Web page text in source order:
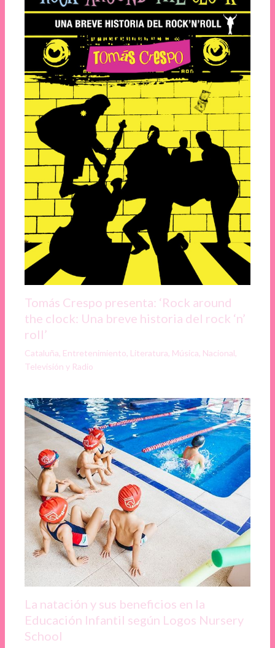
Tomás Crespo presenta: ‘Rock around
the clock: Una breve historia del rock ‘n’
roll’
Cataluña, Entretenimiento, Literatura, Música, Nacional,
Televisión y Radio
La natación y sus beneficios en la
Educación Infantil según Logos Nursery
School